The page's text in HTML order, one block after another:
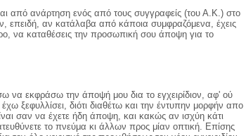
από ανάρτηση ενός από τους συγγραφείς (του Α.Κ.) στο
επειδή, αν κατάλαβα από κάποια συμφραζόμενα, έχεις
να καταθέσεις την προσωπική σου άποψη για το
να εκφράσω την άποψή μου δια το εγχειρίδιον, αφ' ού
ξεφυλλίσει, διότι διαθέτω και την έντυπην μορφήν απο
σαν να έχετε ήδη άποψη, και κακώς αν ισχύη κάτι
το πνεύμα κι άλλων προς μίαν οπτική. Επίσης